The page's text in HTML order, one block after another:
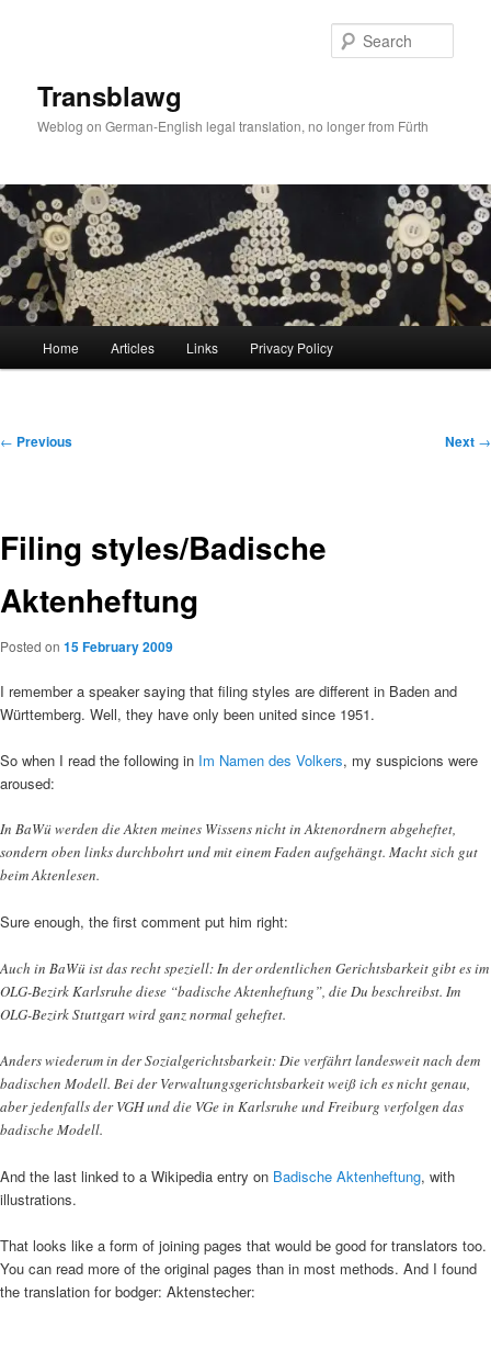
Transblawg
Weblog on German-English legal translation, no longer from Fürth
Home Articles Links Privacy Policy
Post
← Previous Next →
Filing styles/Badische
Aktenheftung
Posted on 15 February 2009
I remember a speaker saying that filing styles are different in Baden and
Württemberg. Well, they have only been united since 1951.
So when I read the following in Im Namen des Volkers, my suspicions were
aroused:
In BaWü werden die Akten meines Wissens nicht in Aktenordnern abgeheftet,
sondern oben links durchbohrt und mit einem Faden aufgehängt. Macht sich gut
beim Aktenlesen.
Sure enough, the first comment put him right:
Auch in BaWü ist das recht speziell: In der ordentlichen Gerichtsbarkeit gibt es im
OLG-Bezirk Karlsruhe diese “badische Aktenheftung”, die Du beschreibst. Im
OLG-Bezirk Stuttgart wird ganz normal geheftet.
Anders wiederum in der Sozialgerichtsbarkeit: Die verfährt landesweit nach dem
badischen Modell. Bei der Verwaltungsgerichtsbarkeit weiß ich es nicht genau,
aber jedenfalls der VGH und die VGe in Karlsruhe und Freiburg verfolgen das
badische Modell.
And the last linked to a Wikipedia entry on Badische Aktenheftung, with
illustrations.
That looks like a form of joining pages that would be good for translators too.
You can read more of the original pages than in most methods. And I found
the translation for bodger: Aktenstecher: